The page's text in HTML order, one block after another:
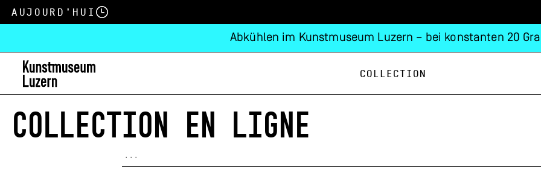
Aujourd’hui
Abkühlen im Kunstmuseum Luzern – bei konstanten 20
Collection
COLLECTION EN LIGNE